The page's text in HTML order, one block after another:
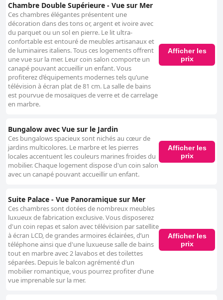
Chambre Double Supérieure - Vue sur Mer
Ces chambres élégantes présentent une
décoration dans des tons or, argent et ivoire avec
du parquet ou un sol en pierre. Le lit ultra-
confortable est entouré de meubles artisanaux et
de luminaires italiens. Tous ces logements offrent
une vue sur la mer. Leur coin salon comporte un
canapé pouvant accueillir un enfant. Vous
profiterez d’équipements modernes tels qu’une
télévision à écran plat de 81 cm. La salle de bains
est pourvue de mosaïques de verre et de carrelage
en marbre.
Afficher les
prix
Bungalow avec Vue sur le Jardin
Ces bungalows spacieux sont nichés au cœur de
jardins multicolores. Le marbre et les pierres
locales accentuent les couleurs marines froides du
mobilier. Chaque logement dispose d'un coin salon
avec un canapé pouvant accueillir un enfant.
Afficher les
prix
Suite Palace - Vue Panoramique sur Mer
Ces chambres sont dotées de nombreux meubles
luxueux de fabrication exclusive. Vous disposerez
d'un coin repas et salon avec télévision par satellite
à écran LCD, de grandes armoires éclairées, d’un
téléphone ainsi que d'une luxueuse salle de bains
tout en marbre avec 2 lavabos et des toilettes
séparées. Depuis le balcon agrémenté d’un
mobilier romantique, vous pourrez profiter d’une
vue imprenable sur la mer.
Afficher les
prix